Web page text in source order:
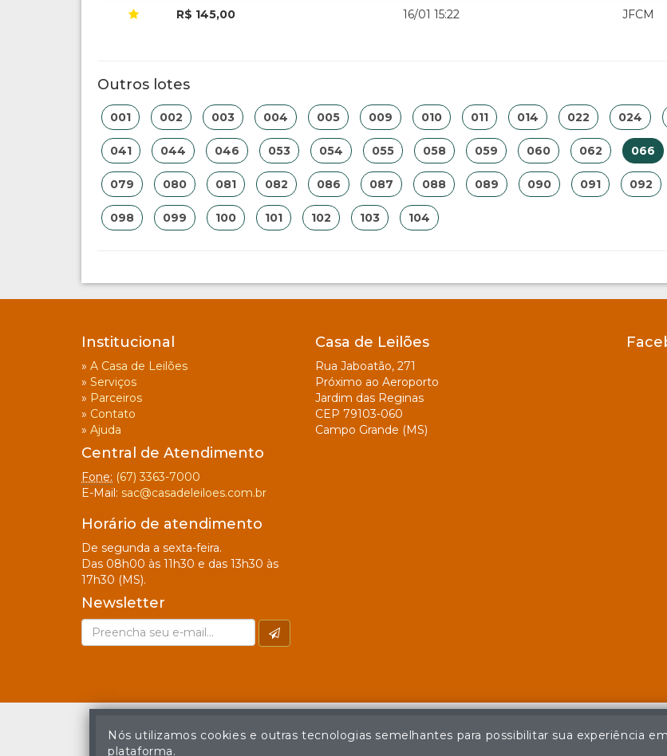
R$ 145,00 16/01 15:22 JFCM
Outros lotes
001 002 003 004 005 009 010 011 014 022 024
041 044 046 053 054 055 058 059 060 062 066
079 080 081 082 086 087 088 089 090 091 092
098 099 100 101 102 103 104
Institucional
» A Casa de Leilões
» Serviços
» Parceiros
» Contato
» Ajuda
Central de Atendimento
Fone: (67) 3363-7000
E-Mail: sac@casadeleiloes.com.br
Horário de atendimento
De segunda a sexta-feira.
Das 08h00 às 11h30 e das 13h30 às
17h30 (MS).
Newsletter
Casa de Leilões
Rua Jaboatão, 271
Próximo ao Aeroporto
Jardim das Reginas
CEP 79103-060
Campo Grande (MS)
Nós utilizamos cookies e outras tecnologias semelhantes para possibilitar sua experiência
plataforma.